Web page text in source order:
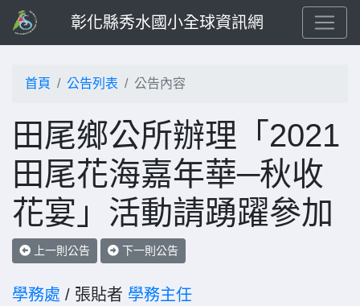
彰化縣秀水國小全球資訊網
首頁 公告列表 公告內容
田尾鄉公所辦理「2021
田尾花海嘉年華─秋收
花宴」活動請踴躍參加
上一則公告 下一則公告
學務處 / 張貼者 學務主任